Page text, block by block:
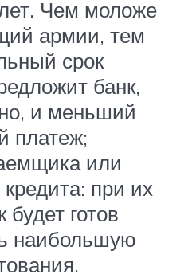
Чем моложе
армии, тем
срок
банк,
и меньший
платеж;
или
при их
готов
наибольшую